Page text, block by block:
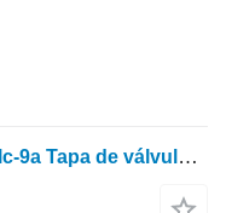
Hyundai Robex R140lc-9a, R160lc-9a Tapa de válvulas de culata Zuac-00459, 3 3535533